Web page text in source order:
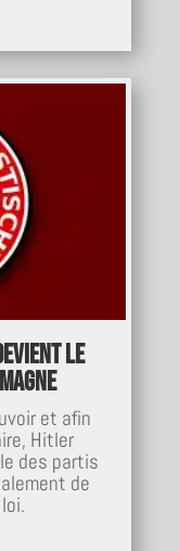
le
et afin
Hitler
des partis
de